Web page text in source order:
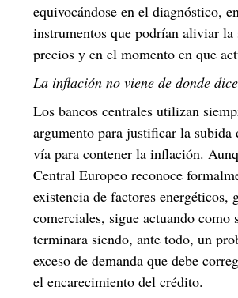
equivocándose en el diagnóstico,
instrumentos que podrían aliviar la
precios y en el momento en que
La inflación no viene de donde
Los bancos centrales utilizan
argumento para justificar la subida
vía para contener la inflación.
Central Europeo reconoce
existencia de factores energéticos,
comerciales, sigue actuando como
terminara siendo, ante todo, un
exceso de demanda que debe
el encarecimiento del crédito.